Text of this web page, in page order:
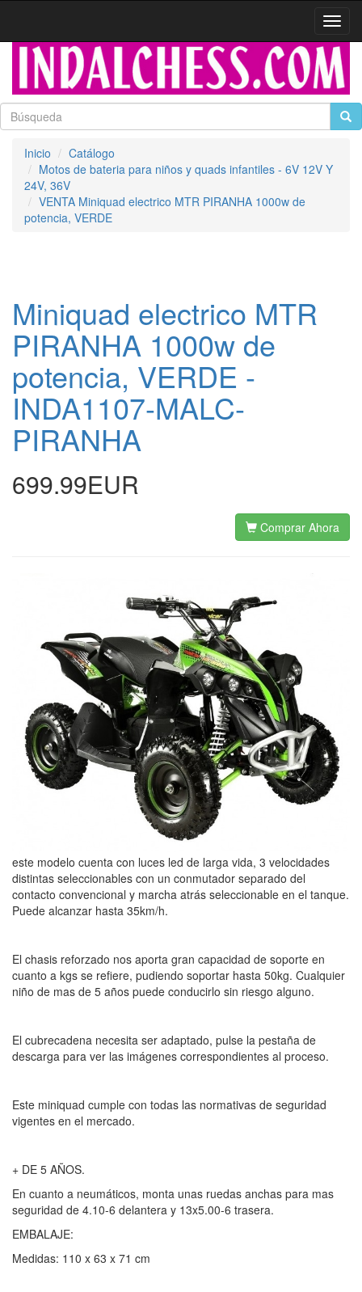
Inicio
Catálogo
Motos de bateria para niños y quads infantiles - 6V 12V Y
24V, 36V
VENTA Miniquad electrico MTR PIRANHA 1000w de
potencia, VERDE
Miniquad electrico MTR
PIRANHA 1000w de
potencia, VERDE -
INDA1107-MALC-
PIRANHA
699.99EUR
Comprar Ahora
este modelo cuenta con luces led de larga vida, 3 velocidades
distintas seleccionables con un conmutador separado del
contacto convencional y marcha atrás seleccionable en el tanque.
Puede alcanzar hasta 35km/h.
El chasis reforzado nos aporta gran capacidad de soporte en
cuanto a kgs se refiere, pudiendo soportar hasta 50kg. Cualquier
niño de mas de 5 años puede conducirlo sin riesgo alguno.
El cubrecadena necesita ser adaptado, pulse la pestaña de
descarga para ver las imágenes correspondientes al proceso.
Este miniquad cumple con todas las normativas de seguridad
vigentes en el mercado.
+ DE 5 AÑOS.
En cuanto a neumáticos, monta unas ruedas anchas para mas
seguridad de 4.10-6 delantera y 13x5.00-6 trasera.
EMBALAJE:
Medidas: 110 x 63 x 71 cm